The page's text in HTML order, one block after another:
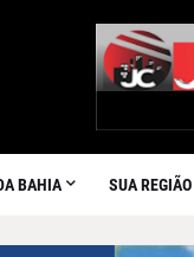
BAHIA SUA REGIÃO